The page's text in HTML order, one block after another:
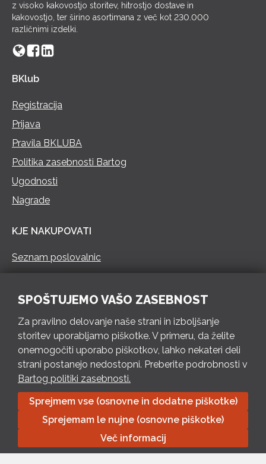
z visoko kakovostjo storitev, hitrostjo dostave in
kakovostjo, ter širino asortimana z več kot 230.000
različnimi izdelki.
BKlub
Registracija
Prijava
Pravila BKLUBA
Politika zasebnosti Bartog
Ugodnosti
Nagrade
KJE NAKUPOVATI
Seznam poslovalnic
PON – PET 8 – 18 h / SOB 8 – 12 h
Pošlji e-mail
Izpolni kontaktni obrazec
Bartog d.o.o. Trebnje | ID: SI79128718 | IBAN: SI56 1010 0003
8174 248, Banka Intesa Sanpaolo d.d.| Predsednik Uprave:
Ivan Šantorić | Predsednik Nadzornega odbora: Ilija Tokić |
Delniški kapital: 783.970,08 EUR, plačano v celoti | Obrtniška
SPOŠTUJEMO VAŠO ZASEBNOST
Za pravilno delovanje naše strani in izboljšanje
storitev uporabljamo piškotke. V primeru, da želite
onemogočiti uporabo piškotkov, lahko nekateri deli
strani postanejo nedostopni. Preberite podrobnosti v
Bartog politiki zasebnosti.
Sprejmem vse (osnovne in dodatne piškotke)
Sprejemam le nujne (osnovne piškotke)
Več informacij